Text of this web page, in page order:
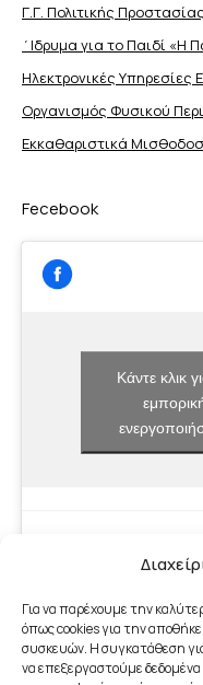
Για να παρέχουμε την
όπως cookies για την
συσκευών. Η συγκατάθεση για
να επεξεργαστούμε
Γ.Γ. Πολιτικής Προστασίας
΄Ιδρυμα για το Παιδί «Η
Ηλεκτρονικές Υπηρεσίες
Οργανισμός Φυσικού
Εκκαθαριστικά
Fecebook
Κάντε κλικ